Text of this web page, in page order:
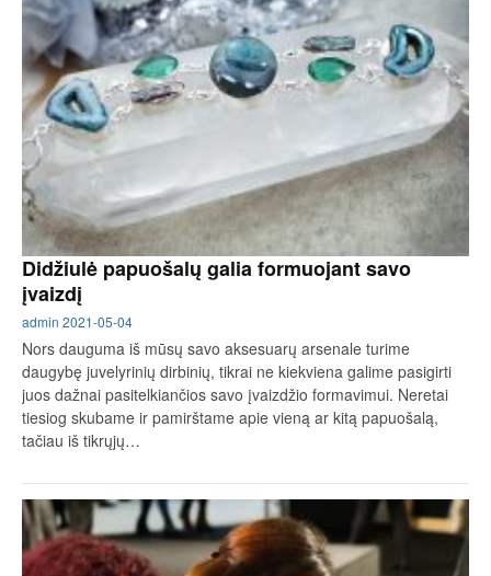
Didžiulė papuošalų galia formuojant savo
įvaizdį
admin 2021-05-04
Nors dauguma iš mūsų savo aksesuarų arsenale turime
daugybę juvelyrinių dirbinių, tikrai ne kiekviena galime pasigirti
juos dažnai pasitelkiančios savo įvaizdžio formavimui. Neretai
tiesiog skubame ir pamirštame apie vieną ar kitą papuošalą,
tačiau iš tikrųjų…